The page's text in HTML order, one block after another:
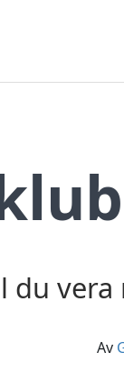
du
av